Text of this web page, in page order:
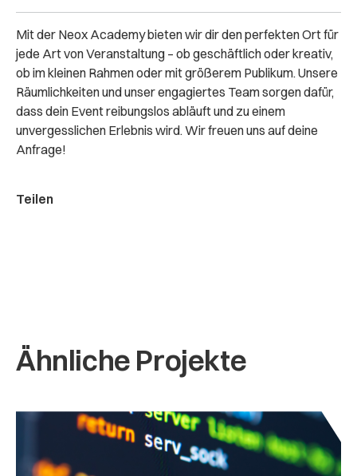
Teilen
Mit der Neox Academy bieten wir dir den perfekten Ort für
jede Art von Veranstaltung – ob geschäftlich oder kreativ,
ob im kleinen Rahmen oder mit größerem Publikum. Unsere
Räumlichkeiten und unser engagiertes Team sorgen dafür,
dass dein Event reibungslos abläuft und zu einem
unvergesslichen Erlebnis wird. Wir freuen uns auf deine
Anfrage!
Ähnliche Projekte